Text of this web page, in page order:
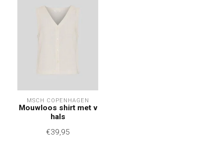
MSCH COPENHAGEN
Mouwloos shirt met v
hals
€39,95